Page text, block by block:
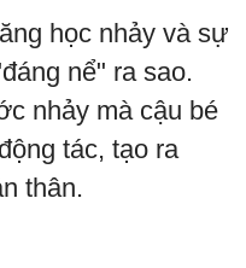
học nhảy và sự
nể" ra sao.
nhảy mà cậu bé
tác, tạo ra
thân.